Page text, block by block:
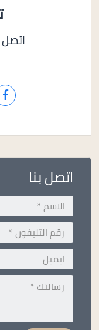
اتصل بنا :
اتصل بنا